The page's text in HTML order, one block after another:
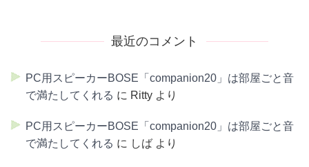
最近のコメント
PC用スピーカーBOSE「companion20」は部屋ごと音
で満たしてくれる に Ritty より
PC用スピーカーBOSE「companion20」は部屋ごと音
で満たしてくれる に しば より